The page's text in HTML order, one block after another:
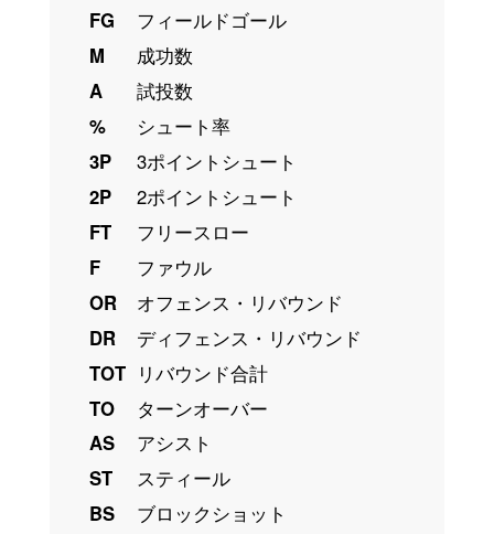
FG
フィールドゴール
M
成功数
A
試投数
%
シュート率
3P
3ポイントシュート
2P
2ポイントシュート
FT
フリースロー
F
ファウル
OR
オフェンス・リバウンド
DR
ディフェンス・リバウンド
TOT リバウンド合計
TO
ターンオーバー
AS
アシスト
ST
スティール
BS
ブロックショット